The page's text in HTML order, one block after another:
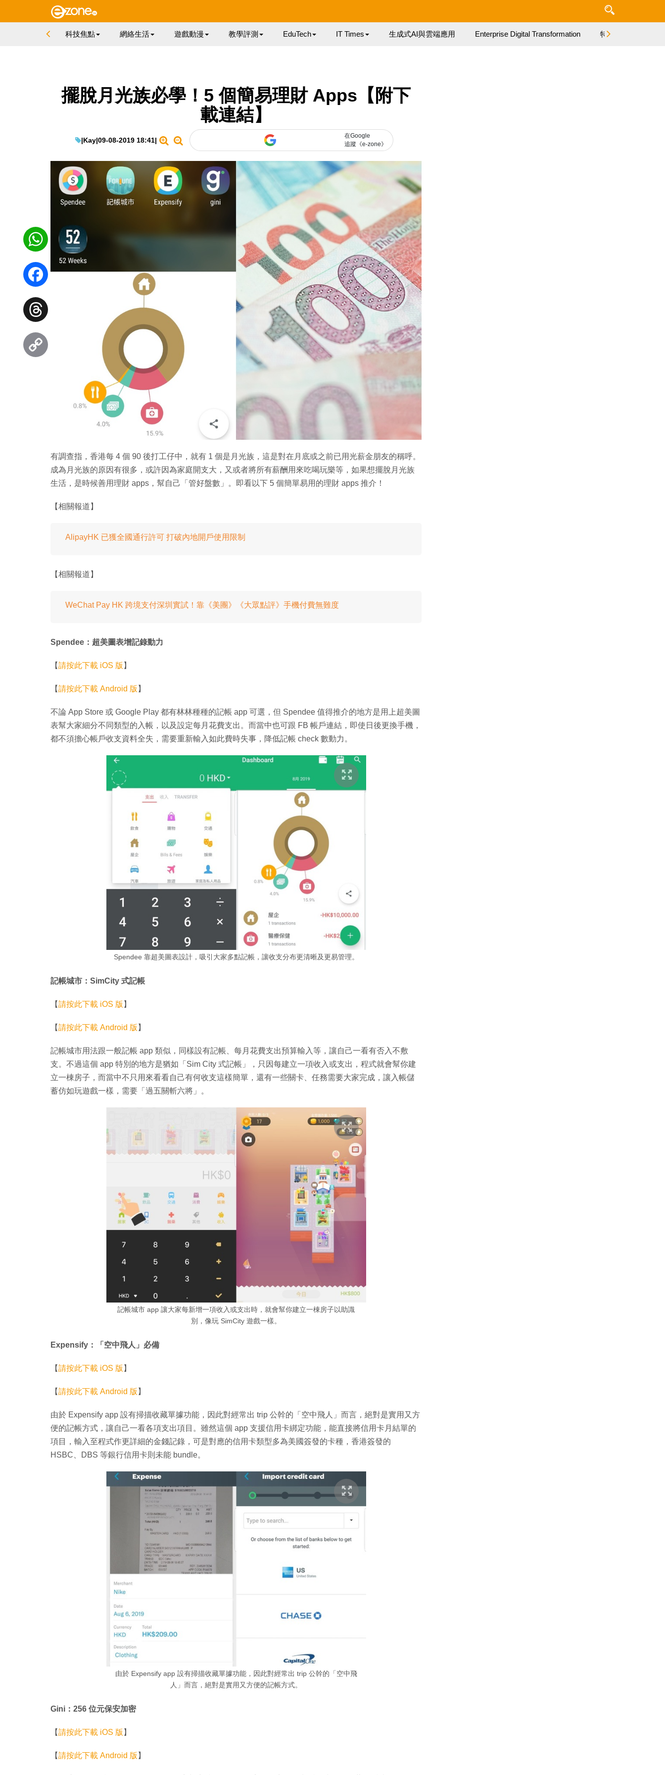
科技焦點 網絡生活 遊戲動漫 教學評測 EduTech IT Times 生成式AI與雲端應用 Enterprise Digital Transformation 特集
擺脫月光族必學！5 個簡易理財 Apps【附下
載連結】
|Kay|09-08-2019 18:41|
在Google
追蹤《e-zone》
有調查指，香港每 4 個 90 後打工仔中，就有 1 個是月光族，這是對在月底或之前已用光薪金朋友的稱呼。
成為月光族的原因有很多，或許因為家庭開支大，又或者將所有薪酬用來吃喝玩樂等，如果想擺脫月光族
生活，是時候善用理財 apps，幫自己「管好盤數」。即看以下 5 個簡單易用的理財 apps 推介！
【相關報道】
AlipayHK 已獲全國通行許可 打破內地開戶使用限制
【相關報道】
WeChat Pay HK 跨境支付深圳實試！靠《美團》《大眾點評》手機付費無難度
Spendee：超美圖表增記錄動力
【請按此下載 iOS 版 】
【請按此下載 Android 版 】
不論 App Store 或 Google Play 都有林林種種的記帳 app 可選，但 Spendee 值得推介的地方是用上超美圖
表幫大家細分不同類型的入帳，以及設定每月花費支出。而當中也可跟 FB 帳戶連結，即使日後更換手機，
都不須擔心帳戶收支資料全失，需要重新輸入如此費時失事，降低記帳 check 數動力。
Spendee 靠超美圖表設計，吸引大家多點記帳，讓收支分布更清晰及更易管理。
記帳城市：SimCity 式記帳
【請按此下載 iOS 版 】
【請按此下載 Android 版 】
記帳城市用法跟一般記帳 app 類似，同樣設有記帳、每月花費支出預算輸入等，讓自己一看有否入不敷
支。不過這個 app 特別的地方是猶如「Sim City 式記帳」，只因每建立一項收入或支出，程式就會幫你建
立一棟房子，而當中不只用來看看自己有何收支這樣簡單，還有一些關卡、任務需要大家完成，讓入帳儲
蓄仿如玩遊戲一樣，需要「過五關斬六將」。
記帳城市 app 讓大家每新增一項收入或支出時，就會幫你建立一棟房子以助識
別，像玩 SimCity 遊戲一樣。
Expensify：「空中飛人」必備
【請按此下載 iOS 版 】
【請按此下載 Android 版 】
由於 Expensify app 設有掃描收藏單據功能，因此對經常出 trip 公幹的「空中飛人」而言，絕對是實用又方
便的記帳方式，讓自己一看各項支出項目。雖然這個 app 支援信用卡綁定功能，能直接將信用卡月結單的
項目，輸入至程式作更詳細的金錢記錄，可是對應的信用卡類型多為美國簽發的卡種，香港簽發的
HSBC、DBS 等銀行信用卡則未能 bundle。
由於 Expensify app 設有掃描收藏單據功能，因此對經常出 trip 公幹的「空中飛
人」而言，絕對是實用又方便的記帳方式。
Gini：256 位元保安加密
【請按此下載 iOS 版 】
【請按此下載 Android 版 】
WhatsApp
Facebook
Threads